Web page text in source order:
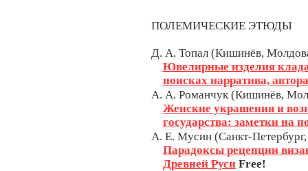
ПОЛЕМИЧЕСКИЕ ЭТЮДЫ
Д. А. Топал (Кишинёв,
Ювелирные изделия
поисках нарратива,
А. А. Романчук (Кишинёв,
Женские украшения и
государства: заметки на
А. Е. Мусин (Санкт-
Парадоксы рецепции
Древней Руси Free!